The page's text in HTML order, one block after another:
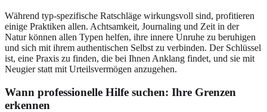
Während typ-spezifische Ratschläge wirkungsvoll sind, profitieren
einige Praktiken allen. Achtsamkeit, Journaling und Zeit in der
Natur können allen Typen helfen, ihre innere Unruhe zu beruhigen
und sich mit ihrem authentischen Selbst zu verbinden. Der Schlüssel
ist, eine Praxis zu finden, die bei Ihnen Anklang findet, und sie mit
Neugier statt mit Urteilsvermögen anzugehen.
Wann professionelle Hilfe suchen: Ihre Grenzen
erkennen